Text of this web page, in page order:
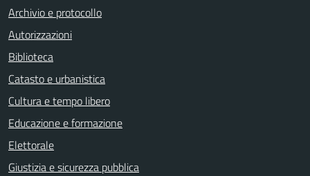
Archivio e protocollo
Autorizzazioni
Biblioteca
Catasto e urbanistica
Cultura e tempo libero
Educazione e formazione
Elettorale
Giustizia e sicurezza pubblica